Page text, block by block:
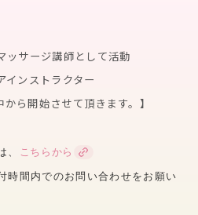
ッサージ講師として活動
ンストラクター
ら開始させて頂きます。】
、 こちらから
時間内でのお問い合わせをお願い